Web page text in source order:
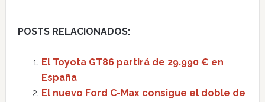
POSTS RELACIONADOS:
El Toyota GT86 partirá de 29.990 € en
España
El nuevo Ford C-Max consigue el doble de